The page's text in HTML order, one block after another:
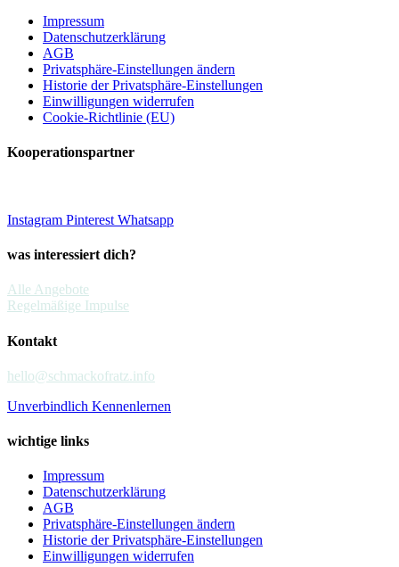
Impressum
Datenschutzerklärung
AGB
Privatsphäre-Einstellungen ändern
Historie der Privatsphäre-Einstellungen
Einwilligungen widerrufen
Cookie-Richtlinie (EU)
Kooperationspartner
Instagram Pinterest Whatsapp
was interessiert dich?
Alle Angebote
Regelmäßige Impulse
Kontakt
hello@schmackofratz.info
Unverbindlich Kennenlernen
wichtige links
Impressum
Datenschutzerklärung
AGB
Privatsphäre-Einstellungen ändern
Historie der Privatsphäre-Einstellungen
Einwilligungen widerrufen